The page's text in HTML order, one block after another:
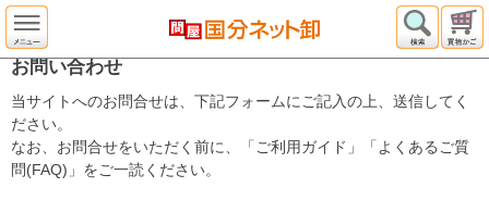
お問い合わせ
当サイトへのお問合せは、下記フォームにご記入の上、送信してく
ださい。
なお、お問合せをいただく前に、「ご利用ガイド」「よくあるご質
問(FAQ)」をご一読ください。